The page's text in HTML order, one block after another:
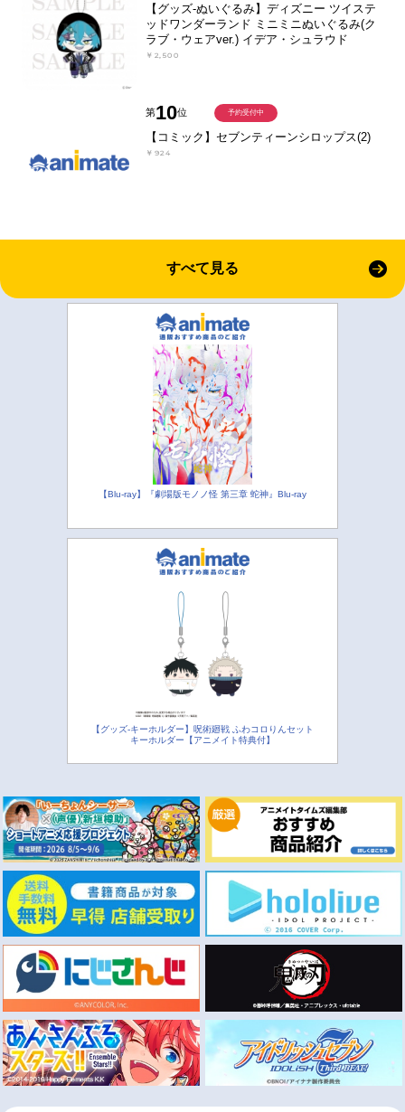
【グッズ-ぬいぐるみ】ディズニー ツイステ
ッドワンダーランド ミニミニぬいぐるみ(ク
ラブ・ウェアver.) イデア・シュラウド
￥2,500
第10位
【コミック】セブンティーンシロップス(2)
￥924
予約受付中
すべて見る
【Blu-ray】『劇場版モノノ怪 第三章 蛇神』Blu-ray
【グッズ-キーホルダー】呪術廻戦 ふわコロりんセット
キーホルダー【アニメイト特典付】